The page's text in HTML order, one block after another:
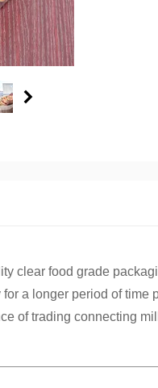
clear food grade
a longer period of
of trading connecting